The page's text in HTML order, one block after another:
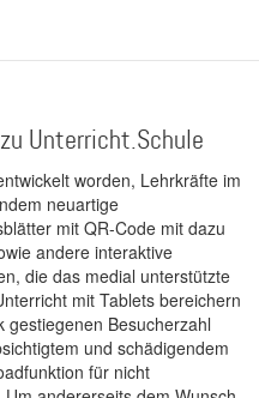
Unterricht.Schule
worden, Lehrkräfte im
neuartige
mit QR-Code mit dazu
andere interaktive
die das medial unterstützte
mit Tablets bereichern
gestiegenen Besucherzahl
und schädigendem
für nicht